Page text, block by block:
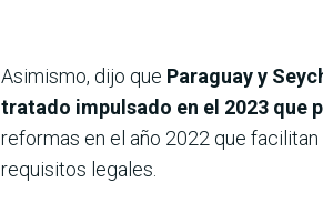
Asimismo, dijo que Paraguay y
tratado impulsado en el 2023 que
reformas en el año 2022 que
requisitos legales.